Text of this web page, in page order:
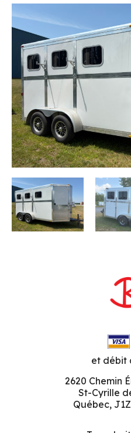
et débit
2620 Chemin
St-Cyrille
Québec,